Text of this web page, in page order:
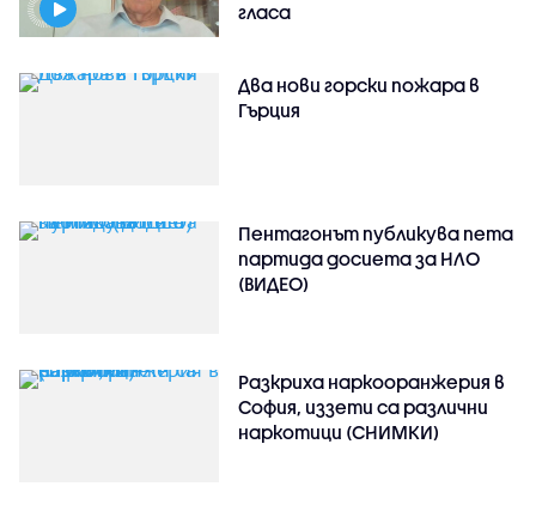
гласа
Два нови горски пожара в
Гърция
Пентагонът публикува пета
партида досиета за НЛО
(ВИДЕО)
Разкриха наркооранжерия в
София, иззети са различни
наркотици (СНИМКИ)